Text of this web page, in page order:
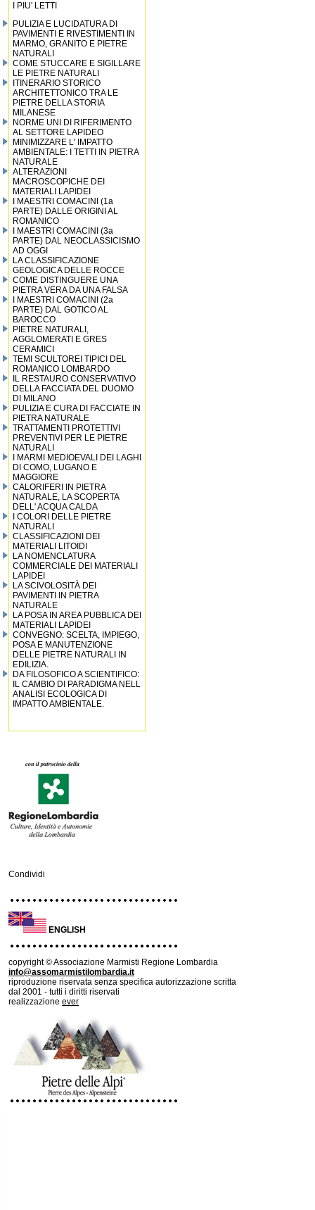
I PIU' LETTI
PULIZIA E LUCIDATURA DI
PAVIMENTI E RIVESTIMENTI IN
MARMO, GRANITO E PIETRE
NATURALI
COME STUCCARE E SIGILLARE
LE PIETRE NATURALI
ITINERARIO STORICO
ARCHITETTONICO TRA LE
PIETRE DELLA STORIA
MILANESE
NORME UNI DI RIFERIMENTO
AL SETTORE LAPIDEO
MINIMIZZARE L' IMPATTO
AMBIENTALE: I TETTI IN PIETRA
NATURALE
ALTERAZIONI
MACROSCOPICHE DEI
MATERIALI LAPIDEI
I MAESTRI COMACINI (1a
PARTE) DALLE ORIGINI AL
ROMANICO
I MAESTRI COMACINI (3a
PARTE) DAL NEOCLASSICISMO
AD OGGI
LA CLASSIFICAZIONE
GEOLOGICA DELLE ROCCE
COME DISTINGUERE UNA
PIETRA VERA DA UNA FALSA
I MAESTRI COMACINI (2a
PARTE) DAL GOTICO AL
BAROCCO
PIETRE NATURALI,
AGGLOMERATI E GRES
CERAMICI
TEMI SCULTOREI TIPICI DEL
ROMANICO LOMBARDO
IL RESTAURO CONSERVATIVO
DELLA FACCIATA DEL DUOMO
DI MILANO
PULIZIA E CURA DI FACCIATE IN
PIETRA NATURALE
TRATTAMENTI PROTETTIVI
PREVENTIVI PER LE PIETRE
NATURALI
I MARMI MEDIOEVALI DEI LAGHI
DI COMO, LUGANO E
MAGGIORE
CALORIFERI IN PIETRA
NATURALE, LA SCOPERTA
DELL' ACQUA CALDA
I COLORI DELLE PIETRE
NATURALI
CLASSIFICAZIONI DEI
MATERIALI LITOIDI
LA NOMENCLATURA
COMMERCIALE DEI MATERIALI
LAPIDEI
LA SCIVOLOSITÀ DEI
PAVIMENTI IN PIETRA
NATURALE
LA POSA IN AREA PUBBLICA DEI
MATERIALI LAPIDEI
CONVEGNO: SCELTA, IMPIEGO,
POSA E MANUTENZIONE
DELLE PIETRE NATURALI IN
EDILIZIA.
DA FILOSOFICO A SCIENTIFICO:
IL CAMBIO DI PARADIGMA NELL
ANALISI ECOLOGICA DI
IMPATTO AMBIENTALE.
Condividi
ENGLISH
copyright © Associazione Marmisti Regione Lombardia
info@assomarmistilombardia.it
riproduzione riservata senza specifica autorizzazione scritta
dal 2001 - tutti i diritti riservati
realizzazione ever